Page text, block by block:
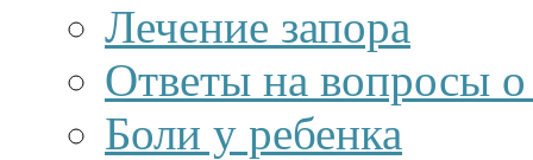
Лечение запора
Ответы на вопросы о
Боли у ребенка